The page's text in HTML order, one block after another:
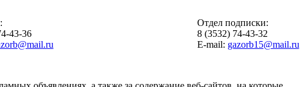
43-36
Отдел подписки:
8 (3532) 74-43-32
E-mail: gazorb15@mail.ru